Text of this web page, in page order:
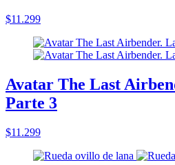
$11.299
Avatar The Last
Parte 3
$11.299